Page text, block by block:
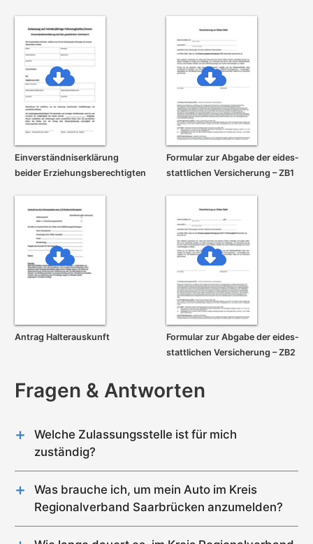
Einverständnis­erklärung
beider Erziehungs­berechtigten
Formular zur Abgabe der eides­
stattlichen Versicherung – ZB1
Antrag Halterauskunft
Formular zur Abgabe der eides­
stattlichen Versicherung – ZB2
Fragen & Antworten
Welche Zulassungsstelle ist für mich
zuständig?
Im Kreis Regionalverband Saarbrücken gibt es genau
4 Zulassungsstellen (Saarbrücken (Dudweiler),
Saarbrücken (West), Saarbrücken (Halberg),
Saarbrücken).
Was brauche ich, um mein Auto im Kreis
Regionalverband Saarbrücken anzumelden?
Für die Zulassung eines Gebrauchtwagens im
Kreis Regionalverband Saarbrücken wird